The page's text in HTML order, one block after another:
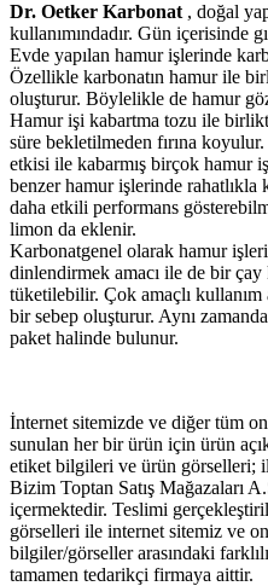
Dr. Oetker Karbonat , doğal
kullanımındadır. Gün içerisinde
Evde yapılan hamur işlerinde
Özellikle karbonatın hamur ile
oluşturur. Böylelikle de hamur
Hamur işi kabartma tozu ile
süre bekletilmeden fırına
etkisi ile kabarmış birçok hamur
benzer hamur işlerinde rahatlıkla
daha etkili performans
limon da eklenir.
Karbonatgenel olarak hamur
dinlendirmek amacı ile de bir çay
tüketilebilir. Çok amaçlı kullanım
bir sebep oluşturur. Aynı
paket halinde bulunur.
İnternet sitemizde ve diğer tüm
sunulan her bir ürün için ürün
etiket bilgileri ve ürün görselleri;
Bizim Toptan Satış Mağazaları
içermektedir. Teslimi
görselleri ile internet sitemiz ve
bilgiler/görseller arasındaki
tamamen tedarikçi firmaya aittir.